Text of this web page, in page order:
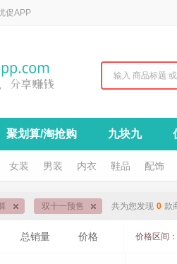
促APP
聚划算/淘抢购 九块九
女装 男装 内衣 鞋品 配饰
双十一预售 共为您发现 0 款
总销量 价格 价格区间：